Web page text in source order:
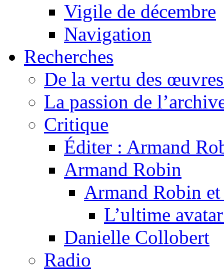
Vigile de décembre
Navigation
Recherches
De la vertu des
La passion de
Critique
Éditer : Armand
Armand Robin
Armand Robin
L’ultime
Danielle Collobert
Radio